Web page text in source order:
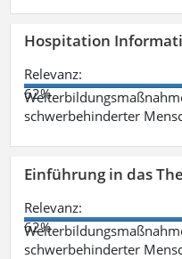
Hospitation
Relevanz:
62%
schwerbehinderter
Einführung in das
Relevanz:
62%
schwerbehinderter